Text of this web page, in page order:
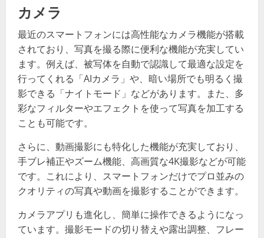
カメラ
最近のスマートフォンには高性能なカメラ機能が搭載
されており、写真を撮る際に便利な機能が充実してい
ます。例えば、被写体を自動で認識して最適な設定を
行ってくれる「AIカメラ」や、暗い場所でも明るく撮
影できる「ナイトモード」などがあります。また、多
彩なフィルターやエフェクトを使って写真を加工する
ことも可能です。
さらに、動画撮影にも特化した機能が充実しており、
手ブレ補正やズーム機能、高画質な4K撮影などが可能
です。これにより、スマートフォンだけでプロ並みの
クオリティの写真や動画を撮影することができます。
カメラアプリも進化し、簡単に操作できるようになっ
ています。撮影モードの切り替えや露出調整、フレー